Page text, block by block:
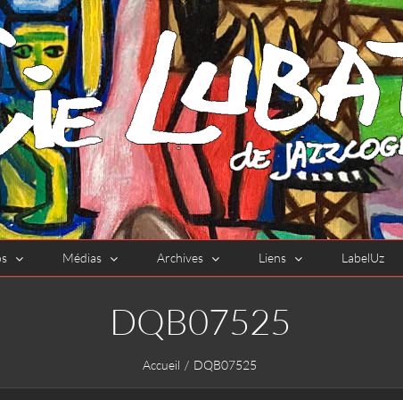
Médias Archives Liens LabelUz
DQB07525
Accueil DQB07525